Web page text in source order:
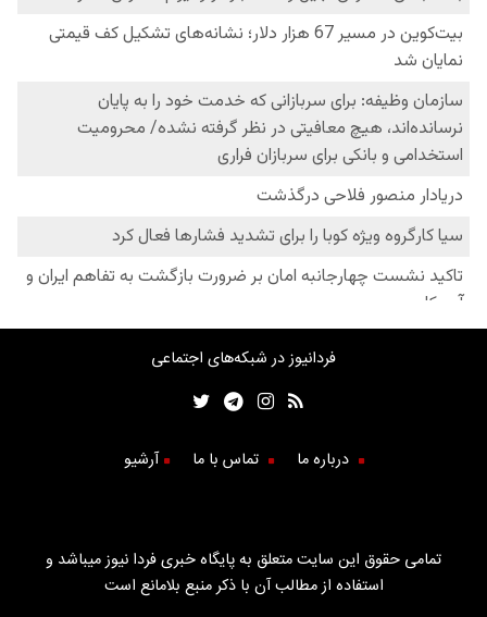
فردانیوز در شبکه‌های اجتماعی
درباره ما تماس با ما آرشیو
تمامی حقوق این سایت متعلق به پایگاه خبری فردا نیوز میباشد و
استفاده از مطالب آن با ذکر منبع بلامانع است